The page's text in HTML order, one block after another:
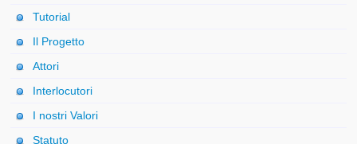
Tutorial
Il Progetto
Attori
Interlocutori
I nostri Valori
Statuto